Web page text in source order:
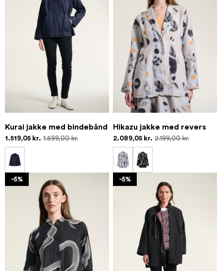
Kurai jakke med bindebånd
1.519,05 kr. 1.599,00 kr.
Hikazu jakke med revers
2.089,05 kr. 2.199,00 kr.
-5% -5%